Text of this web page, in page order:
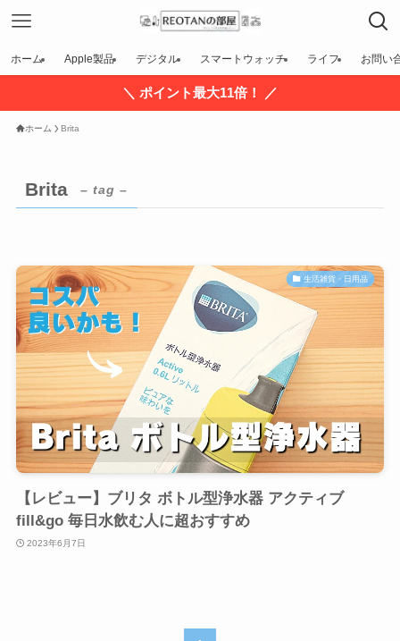
ホーム Apple製品 デジタル スマートウォッチ ライフ お問い
＼ ポイント最大11倍！ ／
ホーム Brita
Brita – tag –
生活雑貨・日用品
【レビュー】ブリタ ボトル型浄水器 アクティブ
fill&go 毎日水飲む人に超おすすめ
2023年6月7日